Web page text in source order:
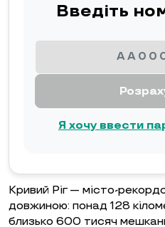
Введіть
Я хочу ввести
Кривий Ріг — місто-
довжиною: понад 128
близько 600 тисяч